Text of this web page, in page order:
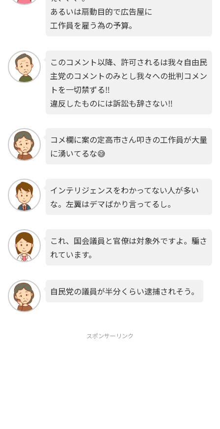
あるいは扇動目的で広告屋に
工作員を雇う為の予算。
このコメント以降、許可されるは我々自由民
主党のコメントのみとし我々への批判コメン
トを一切禁ずる‼︎
違反したものには訴訟も辞さない‼︎
コメ欄に案の定高市さん叩きの工作員が大量
に湧いてるな😅
インテリジェンスをわかってない人が多い
な。左翼はデマばかり言ってるし。
これ、国会議員と官僚は対象外ですよ。騙さ
れています。
自民党の議員が半分くらい逮捕されそう。
スポンサーリンク